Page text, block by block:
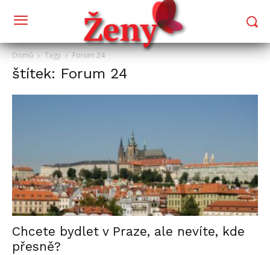
Domů Tagy Forum 24
štítek: Forum 24
Chcete bydlet v Praze, ale nevíte, kde
přesně?